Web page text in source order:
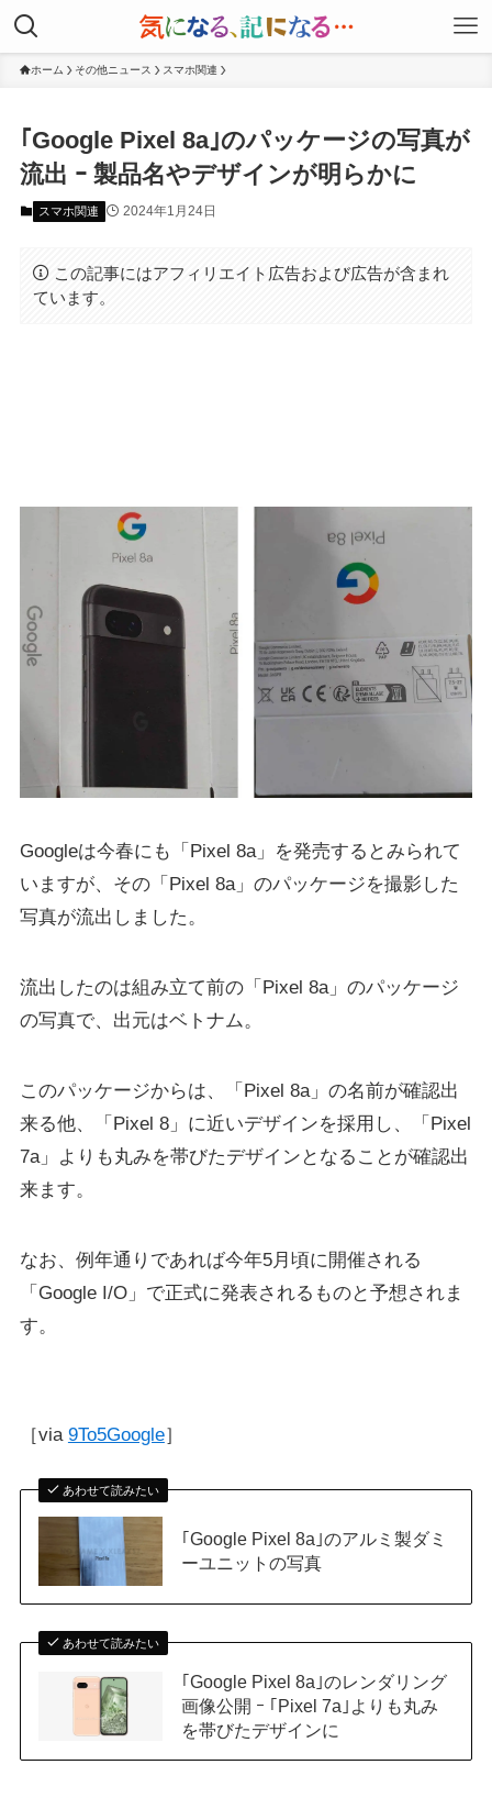
ホーム その他ニュース スマホ関連
｢Google Pixel 8a｣のパッケージの写真が
流出 ｰ 製品名やデザインが明らかに
スマホ関連 2024年1月24日
この記事にはアフィリエイト広告および広告が含まれ
ています。
Googleは今春にも「Pixel 8a」を発売するとみられて
いますが、その「Pixel 8a」のパッケージを撮影した
写真が流出しました。
流出したのは組み立て前の「Pixel 8a」のパッケージ
の写真で、出元はベトナム。
このパッケージからは、「Pixel 8a」の名前が確認出
来る他、「Pixel 8」に近いデザインを採用し、「Pixel
7a」よりも丸みを帯びたデザインとなることが確認出
来ます。
なお、例年通りであれば今年5月頃に開催される
「Google I/O」で正式に発表されるものと予想されま
す。
［via 9To5Google］
あわせて読みたい
｢Google Pixel 8a｣のアルミ製ダミ
ーユニットの写真
あわせて読みたい
｢Google Pixel 8a｣のレンダリング
画像公開 ｰ ｢Pixel 7a｣よりも丸み
を帯びたデザインに